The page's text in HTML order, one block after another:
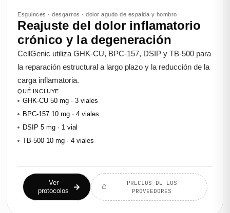
Esguinces · desgarros · dolor agudo de espalda y hombro
Reajuste del dolor inflamatorio
crónico y la degeneración
CellGenic utiliza GHK-CU, BPC-157, DSIP y TB-500 para
la reparación estructural a largo plazo y la reducción de la
carga inflamatoria.
QUÉ INCLUYE
GHK-CU 50 mg · 3 viales
BPC-157 10 mg · 4 viales
DSIP 5 mg · 1 vial
TB-500 10 mg · 4 viales
Ver
protocolos
PRECIOS DE LOS
PROVEEDORES